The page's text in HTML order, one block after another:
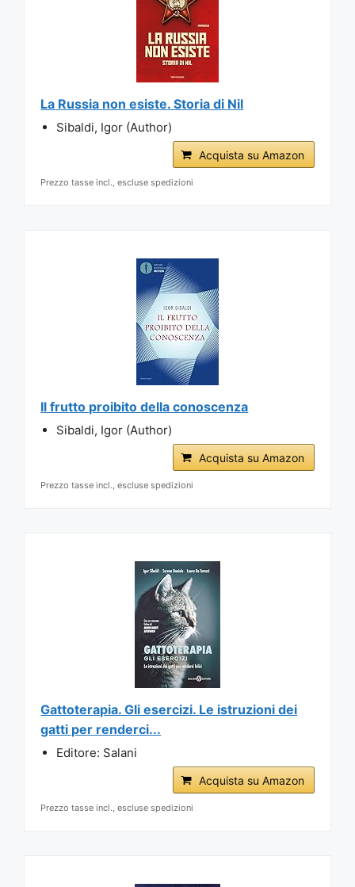
La Russia non esiste. Storia di Nil
Sibaldi, Igor (Author)
Acquista su Amazon
Prezzo tasse incl., escluse spedizioni
Il frutto proibito della conoscenza
Sibaldi, Igor (Author)
Acquista su Amazon
Prezzo tasse incl., escluse spedizioni
Gattoterapia. Gli esercizi. Le istruzioni dei
gatti per renderci...
Editore: Salani
Acquista su Amazon
Prezzo tasse incl., escluse spedizioni